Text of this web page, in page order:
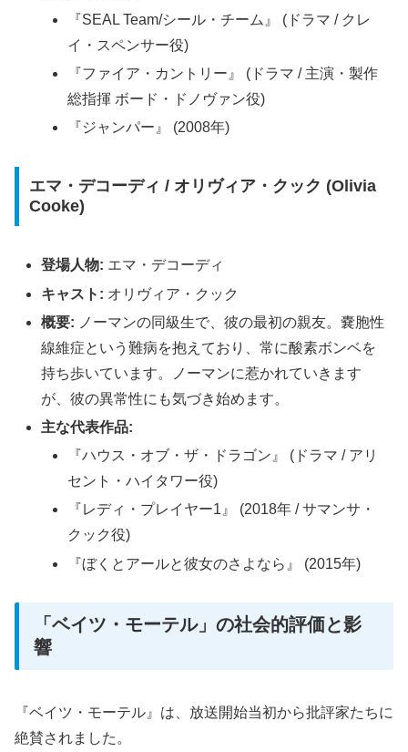
『SEAL Team/シール・チーム』 (ドラマ / クレ
イ・スペンサー役)
『ファイア・カントリー』 (ドラマ / 主演・製作
総指揮 ボード・ドノヴァン役)
『ジャンパー』 (2008年)
エマ・デコーディ / オリヴィア・クック (Olivia
Cooke)
登場人物: エマ・デコーディ
キャスト: オリヴィア・クック
概要: ノーマンの同級生で、彼の最初の親友。嚢胞性
線維症という難病を抱えており、常に酸素ボンベを
持ち歩いています。ノーマンに惹かれていきます
が、彼の異常性にも気づき始めます。
主な代表作品:
『ハウス・オブ・ザ・ドラゴン』 (ドラマ / アリ
セント・ハイタワー役)
『レディ・プレイヤー1』 (2018年 / サマンサ・
クック役)
『ぼくとアールと彼女のさよなら』 (2015年)
「ベイツ・モーテル」の社会的評価と影
響
『ベイツ・モーテル』は、放送開始当初から批評家たちに
絶賛されました。